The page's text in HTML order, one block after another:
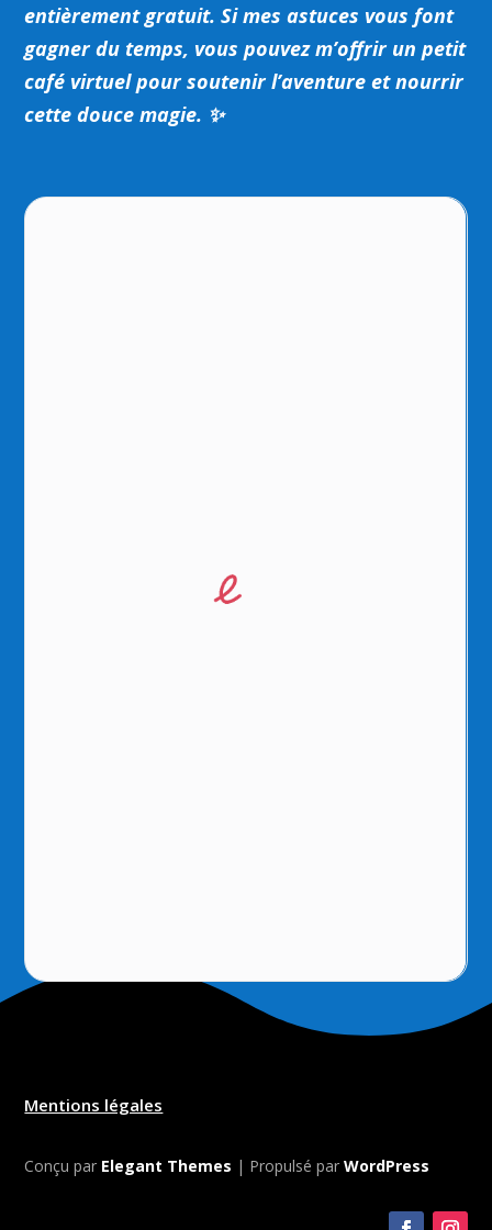
entièrement gratuit. Si mes astuces vous font
gagner du temps, vous pouvez m’offrir un petit
café virtuel pour soutenir l’aventure et nourrir
cette douce magie. ✨
Mentions légales
Conçu par Elegant Themes | Propulsé parWordPress